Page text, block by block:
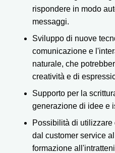
rispondere in modo
messaggi.
Sviluppo di nuove
comunicazione e
naturale, che
creatività e di
Supporto per la
generazione di idee e
Possibilità di utilizzare
dal customer service
formazione